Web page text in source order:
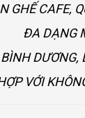
GHẾ
ĐA DẠNG
VỚI